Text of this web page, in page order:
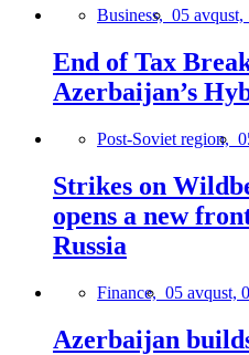
Business, 05 avqust,
End of Tax
Azerbaijan’s
Post-Soviet region,
Strikes on
opens a new
Russia
Finance, 05 avqust,
Azerbaijan